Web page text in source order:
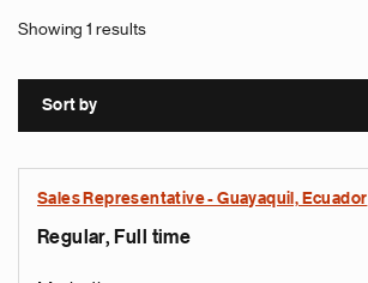
Showing 1 results
Sort by
Sales Representative - Guayaquil, Ecuador
Regular, Full time